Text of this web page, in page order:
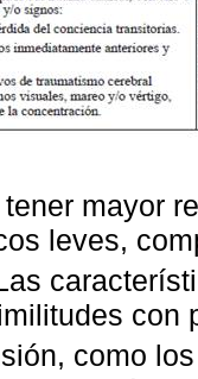
mayor
leves,
con
como